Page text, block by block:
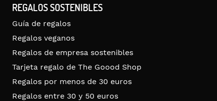
REGALOS SOSTENIBLES
Guía de regalos
Regalos veganos
Regalos de empresa sostenibles
Tarjeta regalo de The Goood Shop
Regalos por menos de 30 euros
Regalos entre 30 y 50 euros